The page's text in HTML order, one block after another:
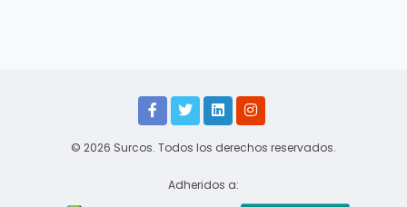
© 2026 Surcos. Todos los derechos reservados.
Adheridos a: